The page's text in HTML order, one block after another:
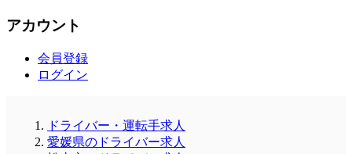
アカウント
会員登録
ログイン
ドライバー・運転手求人
愛媛県のドライバー求人